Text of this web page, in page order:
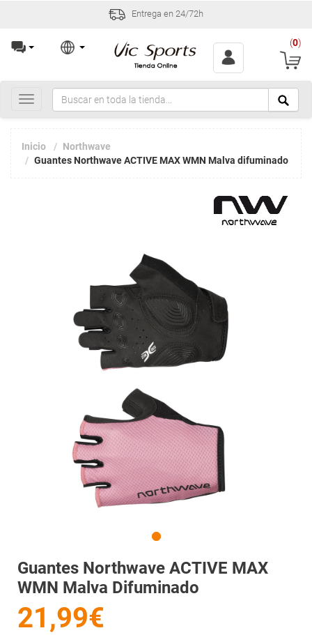
Entrega en 24/72h
(0)
Toggle
navigation
Inicio
Northwave
Guantes Northwave ACTIVE MAX WMN Malva difuminado
Guantes Northwave ACTIVE MAX
WMN Malva Difuminado
21,99€